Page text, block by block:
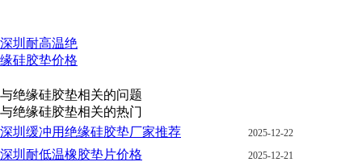
深圳耐高温绝
缘硅胶垫价格
与绝缘硅胶垫相关的问题
与绝缘硅胶垫相关的热门
深圳缓冲用绝缘硅胶垫厂家推荐
2025-12-22
深圳耐低温橡胶垫片价格 2025-12-21